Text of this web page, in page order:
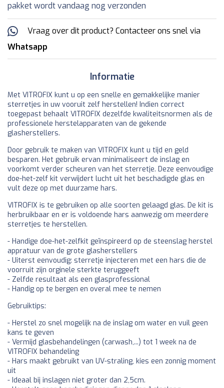
pakket wordt vandaag nog verzonden
Vraag over dit product? Contacteer ons snel via
Whatsapp
Informatie
Met VITROFIX kunt u op een snelle en gemakkelijke manier
sterretjes in uw vooruit zelf herstellen! Indien correct
toegepast behaalt VITROFIX dezelfde kwaliteitsnormen als de
professionele herstelapparaten van de gekende
glasherstellers.
Door gebruik te maken van VITROFIX kunt u tijd en geld
besparen. Het gebruik ervan minimaliseert de inslag en
voorkomt verder scheuren van het sterretje. Deze eenvoudige
doe-het-zelf kit verwijdert lucht uit het beschadigde glas en
vult deze op met duurzame hars.
VITROFIX is te gebruiken op alle soorten gelaagd glas. De kit is
herbruikbaar en er is voldoende hars aanwezig om meerdere
sterretjes te herstellen.
- Handige doe-het-zelfkit geïnspireerd op de steenslag herstel
appratuur van de grote glasherstellers
- Uiterst eenvoudig: sterretje injecteren met een hars die de
voorruit zijn orginele sterkte teruggeeft
- Zelfde resultaat als een glasprofessional
- Handig op te bergen en overal mee te nemen
Gebruiktips:
- Herstel zo snel mogelijk na de inslag om water en vuil geen
kans te geven
- Vermijd glasbehandelingen (carwash,...) tot 1 week na de
VITROFIX behandeling
- Hars maakt gebruikt van UV-straling, kies een zonnig moment
uit
- Ideaal bij inslagen niet groter dan 2,5cm.